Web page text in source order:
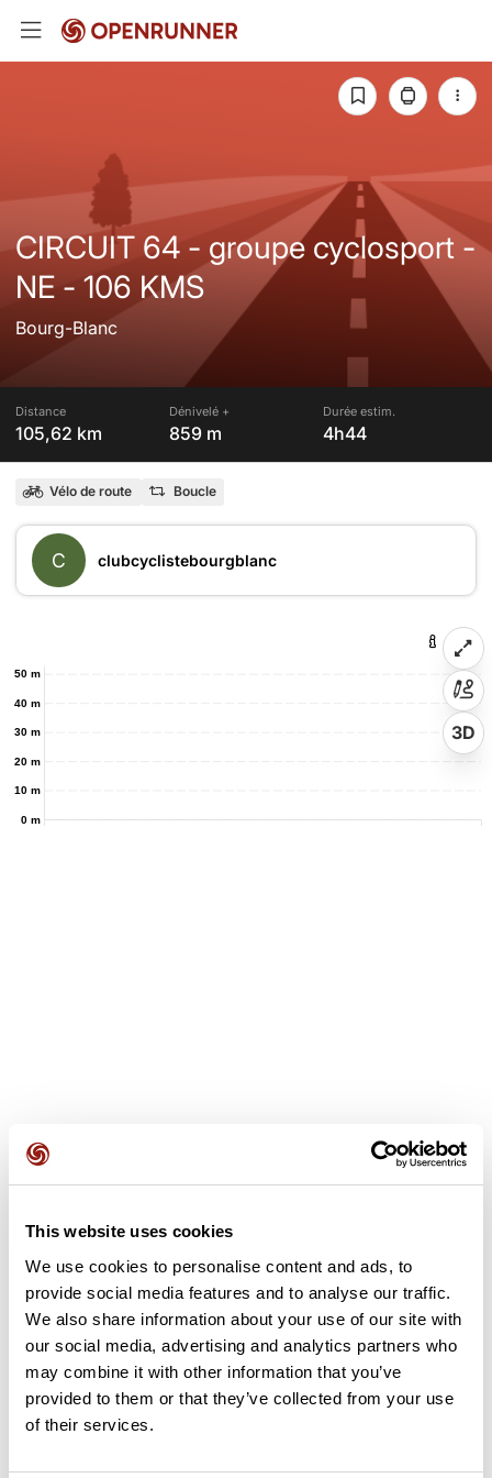
This website uses cookies
We use cookies to personalise content and ads, to
provide social media features and to analyse our traffic.
We also share information about your use of our site with
our social media, advertising and analytics partners who
may combine it with other information that you’ve
provided to them or that they’ve collected from your use
of their services.
CIRCUIT 64 - groupe cyclosport -
NE - 106 KMS
Bourg-Blanc
Distance
105,62 km
Dénivelé +
859 m
Durée estim.
4h44
Vélo de route Boucle
C clubcyclistebourgblanc
0 m
10 m
20 m
30 m
40 m
50 m
3D
Ajouter un avis
Découvrez ce parcours de vélo de 105,6 km à proximité de